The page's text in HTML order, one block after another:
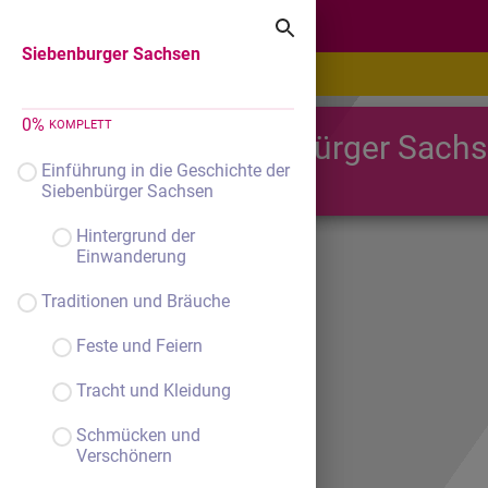
Siebenburger Sachsen
0% KOMPLETT
Einführung in die Geschichte der
Siebenbürger Sachsen
Hintergrund der
Einwanderung
Traditionen und Bräuche
Feste und Feiern
Tracht und Kleidung
Schmücken und
Verschönern
Die Siebenbürger